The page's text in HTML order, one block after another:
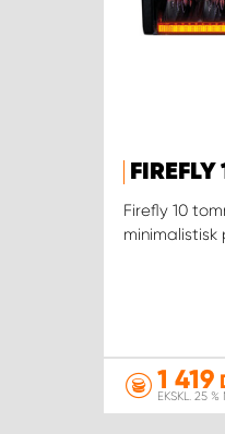
Firefly 10
1 419
EKSKL. 25